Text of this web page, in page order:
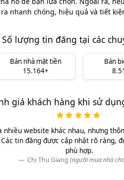
nhanh chóng, hiệu quả và tiết
Số lượng tin đăng tại các
Bán nhà mặt tiền
15.164+
Bán
giá khách hàng khi sử
website khác nhau, nhưng
tin đăng được cập nhật rõ ràng,
phù hợp.
Chị Thu Giang (người mua nhà